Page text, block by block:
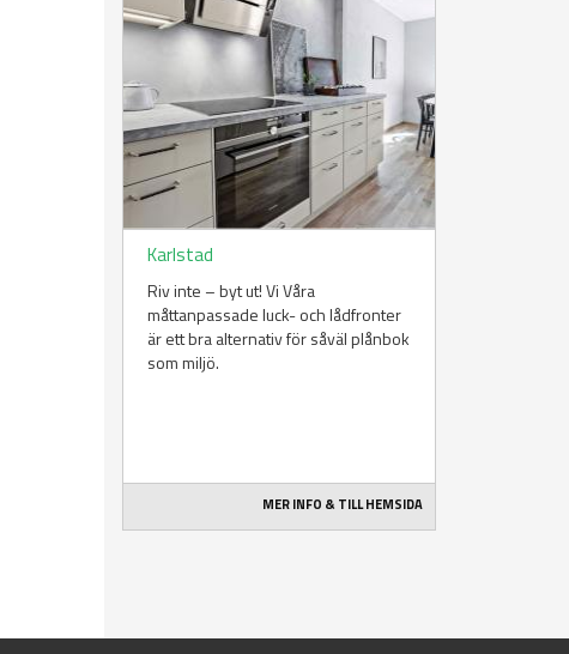
Karlstad
Riv inte – byt ut! Vi Våra
måttanpassade luck- och lådfronter
är ett bra alternativ för såväl plånbok
som miljö.
MER INFO & TILL HEMSIDA